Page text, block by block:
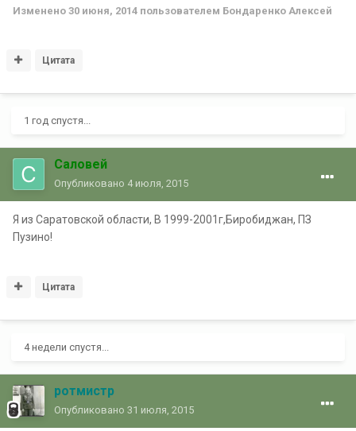
Изменено 30 июня, 2014 пользователем Бондаренко Алексей
Цитата
1 год спустя...
Саловей
Опубликовано 4 июля, 2015
Я из Саратовской области, В 1999-2001г,Биробиджан, ПЗ
Пузино!
Цитата
4 недели спустя...
ротмистр
Опубликовано 31 июля, 2015